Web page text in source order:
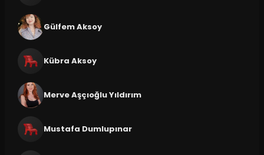
Gülfem Aksoy
Kübra Aksoy
Merve Aşçıoğlu Yıldırım
Mustafa Dumlupınar